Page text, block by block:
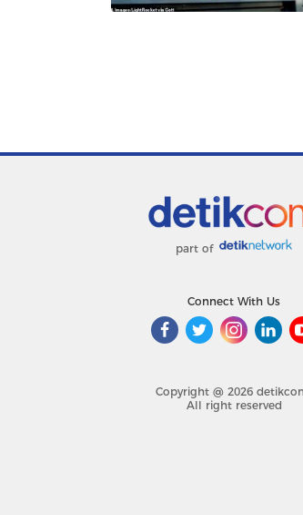
part of
Connect With Us
Copyright @ 2026
All right reserved